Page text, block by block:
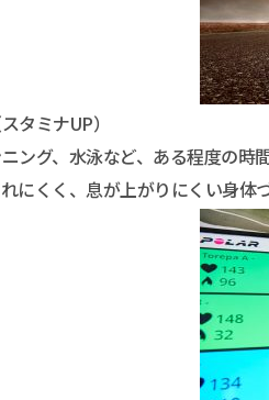
タミナUP）
ング、水泳など、ある程度の時
にくく、息が上がりにくい身体